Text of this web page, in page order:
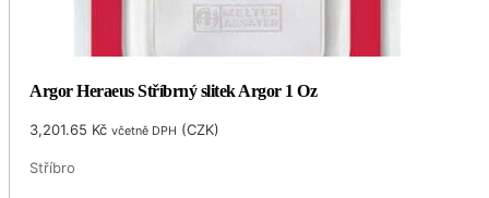
Argor Heraeus Stříbrný slitek Argor 1 Oz
3,201.65 Kč včetně DPH (CZK)
Stříbro